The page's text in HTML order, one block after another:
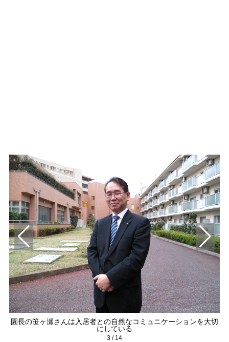
園長の笹ヶ瀬さんは入居者との自然なコミュニケーションを大切
にしている
3 / 14